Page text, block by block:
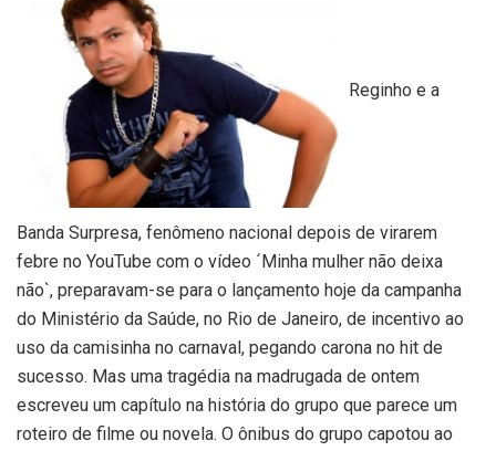
Reginho e a
Banda Surpresa, fenômeno nacional depois de virarem
febre no YouTube com o vídeo ´Minha mulher não deixa
não`, preparavam-se para o lançamento hoje da campanha
do Ministério da Saúde, no Rio de Janeiro, de incentivo ao
uso da camisinha no carnaval, pegando carona no hit de
sucesso. Mas uma tragédia na madrugada de ontem
escreveu um capítulo na história do grupo que parece um
roteiro de filme ou novela. O ônibus do grupo capotou ao